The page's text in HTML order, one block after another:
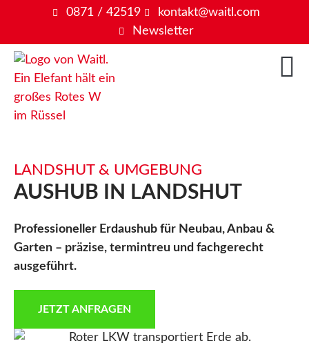
0871 / 42519
kontakt@waitl.com
Newsletter
LANDSHUT & UMGEBUNG
AUSHUB IN LANDSHUT
Professioneller Erdaushub für Neubau, Anbau &
Garten – präzise, termintreu und fachgerecht
ausgeführt.
JETZT ANFRAGEN